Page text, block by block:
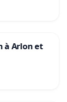
à Arlon et